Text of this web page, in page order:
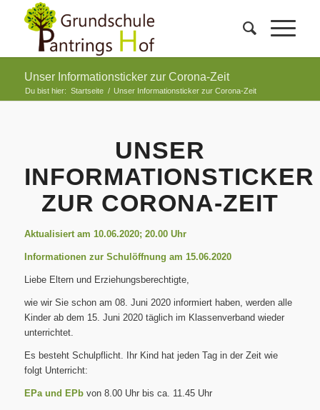
Unser Informationsticker zur Corona-Zeit
Du bist hier: Startseite / Unser Informationsticker zur Corona-Zeit
UNSER
INFORMATIONSTICKER
ZUR CORONA-ZEIT
Aktualisiert am 10.06.2020; 20.00 Uhr
Informationen zur Schulöffnung am 15.06.2020
Liebe Eltern und Erziehungsberechtigte,
wie wir Sie schon am 08. Juni 2020 informiert haben, werden alle
Kinder ab dem 15. Juni 2020 täglich im Klassenverband wieder
unterrichtet.
Es besteht Schulpflicht. Ihr Kind hat jeden Tag in der Zeit wie
folgt Unterricht:
EPa und EPbvon 8.00 Uhr bis ca. 11.45 Uhr